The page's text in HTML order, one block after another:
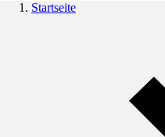
Startseite